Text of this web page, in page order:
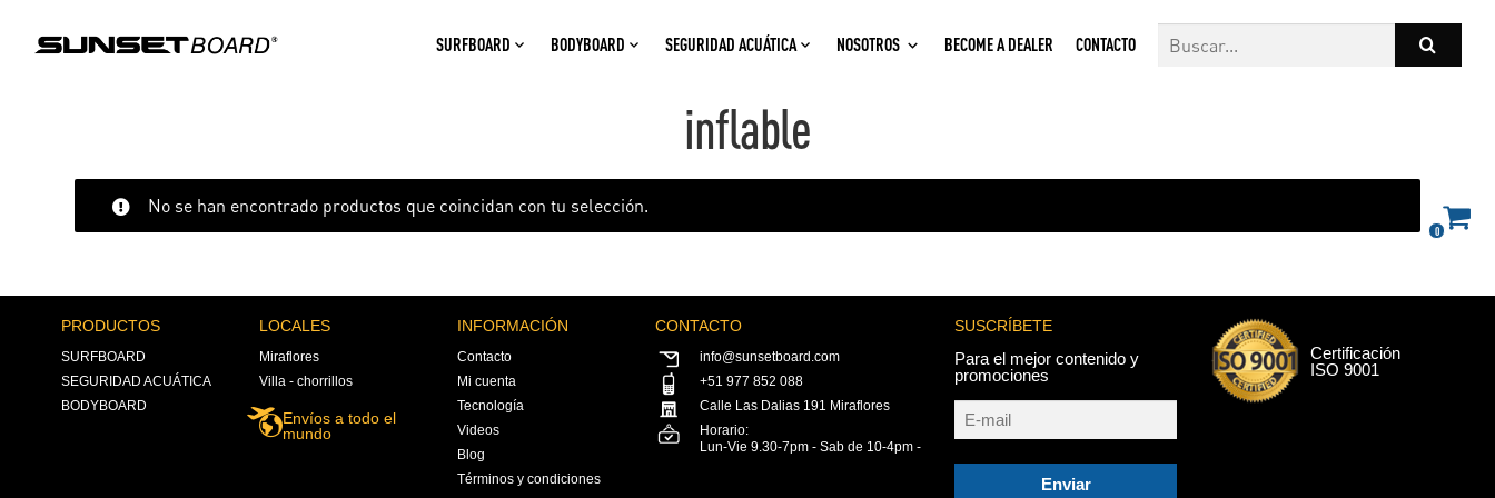
SURFBOARD BODYBOARD SEGURIDAD ACUÁTICA NOSOTROS BECOME A DEALER CONTACTO
inflable
No se han encontrado productos que coincidan con tu selección.
PRODUCTOS
SURFBOARD
SEGURIDAD ACUÁTICA
BODYBOARD
LOCALES
Miraflores
Villa - chorrillos
Envíos a todo el
mundo
INFORMACIÓN
Contacto
Mi cuenta
Tecnología
Videos
Blog
Términos y condiciones
CONTACTO
info@sunsetboard.com
+51 977 852 088
Calle Las Dalias 191 Miraflores
Horario:
Lun-Vie 9.30-7pm - Sab de 10-4pm -
SUSCRÍBETE
Para el mejor contenido y
promociones
Enviar
Certificación
ISO 9001
0